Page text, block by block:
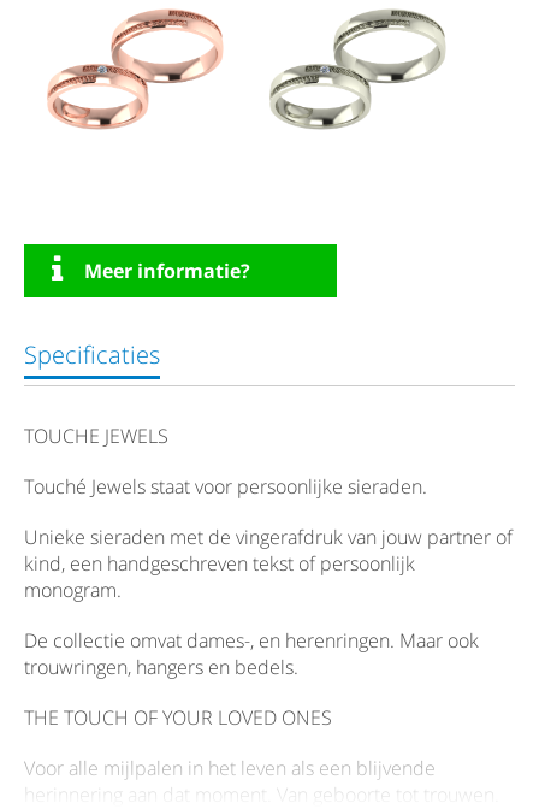
Meer informatie?
Specificaties
TOUCHE JEWELS
Touché Jewels staat voor persoonlijke sieraden.
Unieke sieraden met de vingerafdruk van jouw partner of
kind, een handgeschreven tekst of persoonlijk
monogram.
De collectie omvat dames-, en herenringen. Maar ook
trouwringen, hangers en bedels.
THE TOUCH OF YOUR LOVED ONES
Voor alle mijlpalen in het leven als een blijvende
herinnering aan dat moment. Van geboorte tot trouwen.